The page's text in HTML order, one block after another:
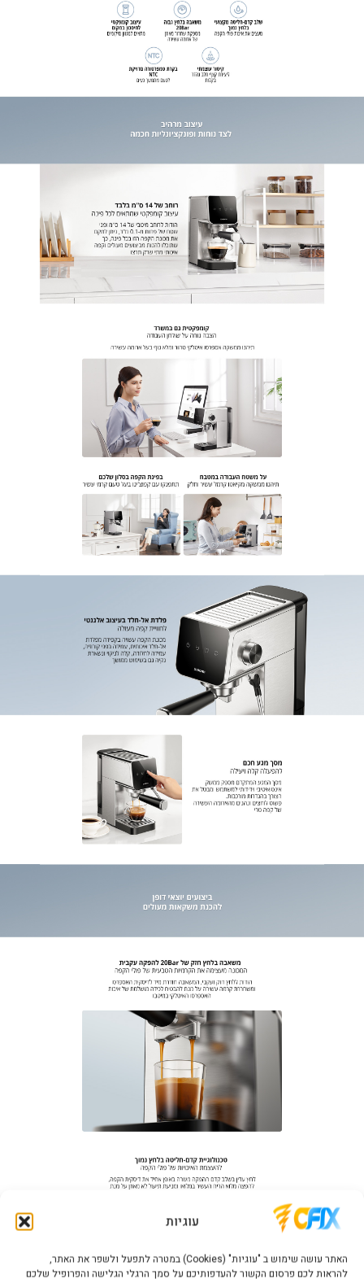
עוגיות
האתר עושה שימוש ב "עוגיות" (Cookies) במטרה לתפעל ולשפר את האתר,
להראות לכם פרסום הקשור להעדפותיכם על סמך הרגלי הגלישה והפרופיל שלכם